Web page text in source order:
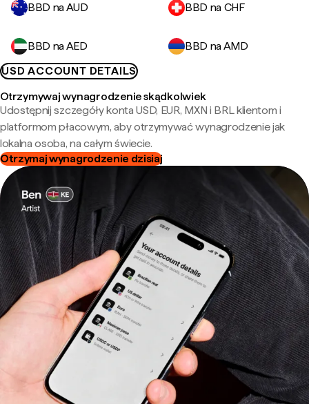
BBD na AUD BBD na CHF
BBD na AED
BBD na AMD
USD ACCOUNT DETAILS
Otrzymywaj wynagrodzenie skądkolwiek
Udostępnij szczegóły konta USD, EUR, MXN i BRL klientom i
platformom płacowym, aby otrzymywać wynagrodzenie jak
lokalna osoba, na całym świecie.
Otrzymaj wynagrodzenie dzisiaj